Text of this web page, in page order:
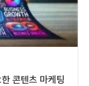
콘텐츠 마케팅